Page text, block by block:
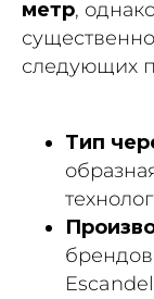
метр,
следующих
Тип